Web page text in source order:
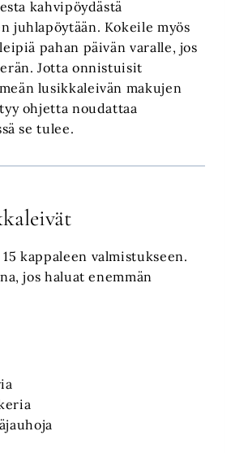
kahvipöydästä
juhlapöytään. Kokeile myös
pahan päivän varalle, jos
Jotta onnistuisit
lusikkaleivän makujen
ohjetta noudattaa
se tulee.
kappaleen valmistukseen.
jos haluat enemmän